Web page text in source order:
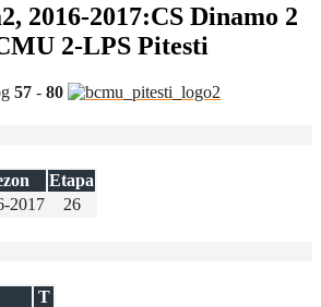
2016-2017:CS Dinamo 2
2-LPS Pitesti
57 - 80
Etapa
2017 26
T